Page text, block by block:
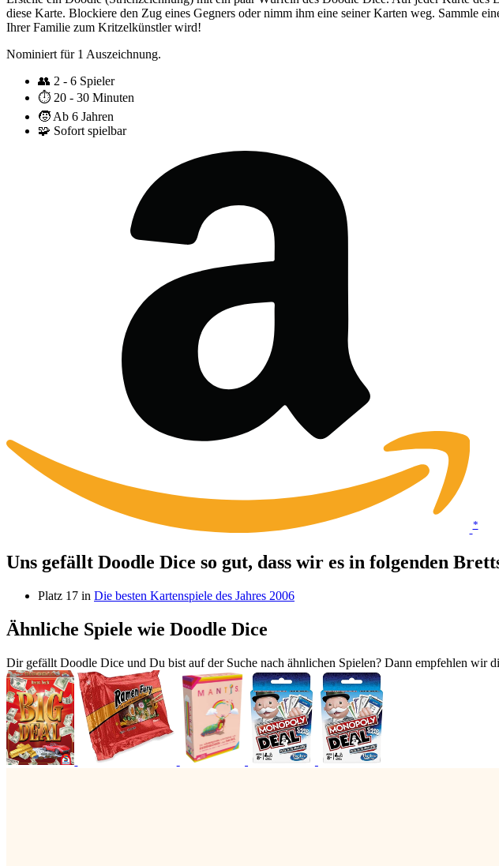
diese Karte. Blockiere den Zug eines Gegners oder nimm ihm eine seiner Karten weg. Sammle
Ihrer Familie zum Kritzelkünstler wird!
Nominiert für 1 Auszeichnung.
👥 2 - 6 Spieler
⏱️ 20 - 30 Minuten
🧒 Ab 6 Jahren
🧩 Sofort spielbar
*
Uns gefällt Doodle Dice so gut, dass wir es in folgenden
Platz 17 in Die besten Kartenspiele des Jahres 2006
Ähnliche Spiele wie Doodle Dice
Dir gefällt Doodle Dice und Du bist auf der Suche nach ähnlichen Spielen? Dann empfehlen wir